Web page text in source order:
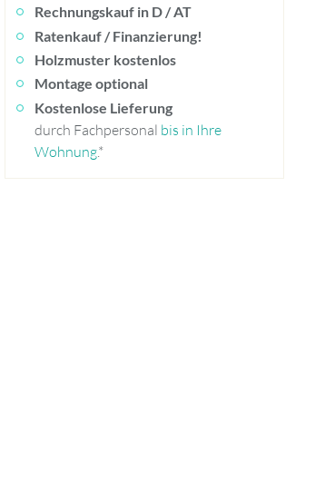
Rechnungskauf in D / AT
Ratenkauf / Finanzierung!
Holzmuster kostenlos
Montage optional
Kostenlose Lieferung
durch Fachpersonal bis in Ihre
Wohnung.*